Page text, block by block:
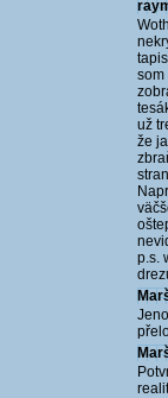
som
už
že
p.s.